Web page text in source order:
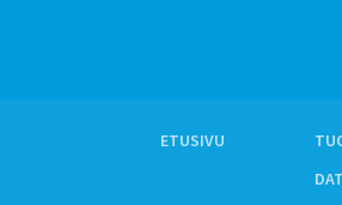
ETUSIVU